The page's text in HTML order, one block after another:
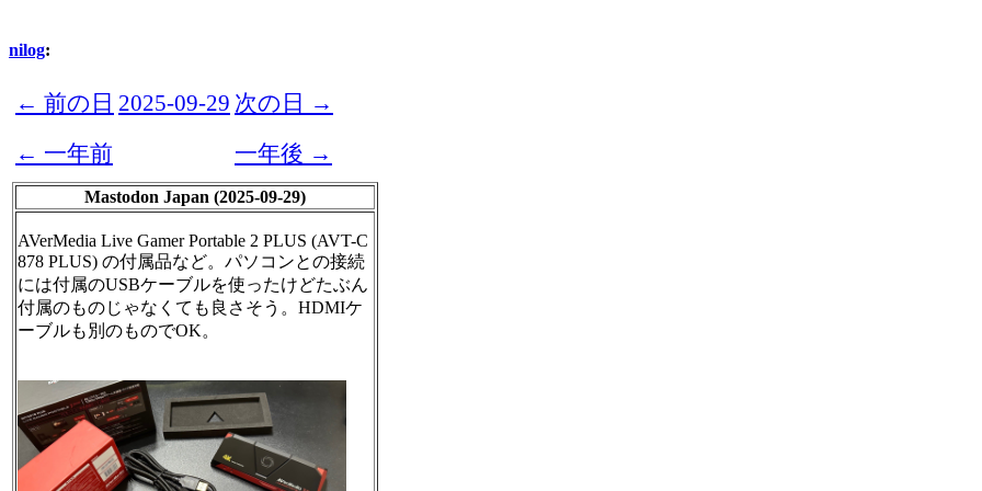
nilog:
← 前の日 2025-09-29 次の日 →
← 一年前
一年後 →
Mastodon Japan (2025-09-29)
AVerMedia Live Gamer Portable 2 PLUS (AVT-C
878 PLUS) の付属品など。パソコンとの接続
には付属のUSBケーブルを使ったけどたぶん
付属のものじゃなくても良さそう。HDMIケ
ーブルも別のものでOK。